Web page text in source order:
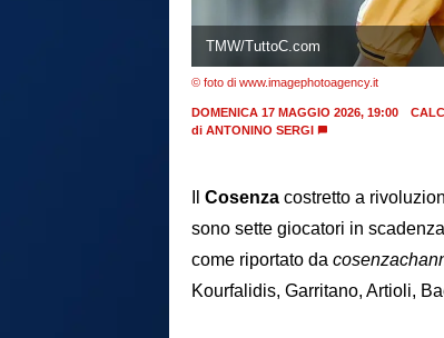
TMW/TuttoC.com
© foto di www.imagephotoagency.it
DOMENICA 17 MAGGIO 2026, 19:00
di ANTONINO SERGI
Cosenza costretto a
sono sette giocatori in
come riportato da
Kourfalidis, Garritano, Artioli,